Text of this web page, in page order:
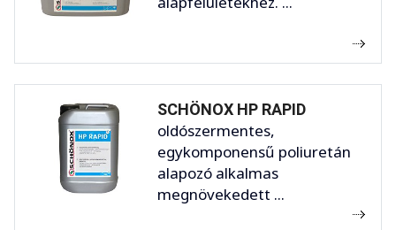
SCHÖNOX HP RAPID
oldószermentes,
egykomponensű poliuretán
alapozó alkalmas
megnövekedett ...